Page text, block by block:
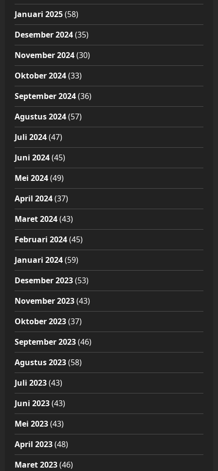
Januari 2025(58)
Desember 2024(35)
November 2024(30)
Oktober 2024(33)
September 2024(36)
Agustus 2024(57)
Juli 2024(47)
Juni 2024(45)
Mei 2024(49)
April 2024(37)
Maret 2024(43)
Februari 2024(45)
Januari 2024(59)
Desember 2023(53)
November 2023(43)
Oktober 2023(37)
September 2023(46)
Agustus 2023(58)
Juli 2023(43)
Juni 2023(43)
Mei 2023(43)
April 2023(48)
Maret 2023(46)